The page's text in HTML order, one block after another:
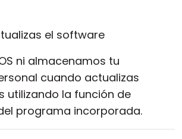
el software
ni almacenamos tu
cuando actualizas
utilizando la función de
programa incorporada.